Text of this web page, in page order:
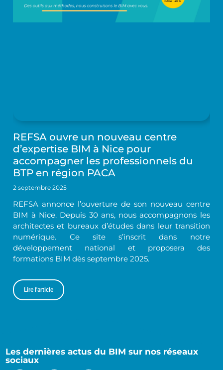
REFSA ouvre un nouveau centre
d’expertise BIM à Nice pour
accompagner les professionnels du
BTP en région PACA
2 septembre 2025
REFSA annonce l’ouverture de son nouveau centre
BIM à Nice. Depuis 30 ans, nous accompagnons les
architectes et bureaux d’études dans leur transition
numérique. Ce site s’inscrit dans notre
développement national et proposera des
formations BIM dès septembre 2025.
Lire l'article
Les dernières actus du BIM sur nos réseaux
sociaux